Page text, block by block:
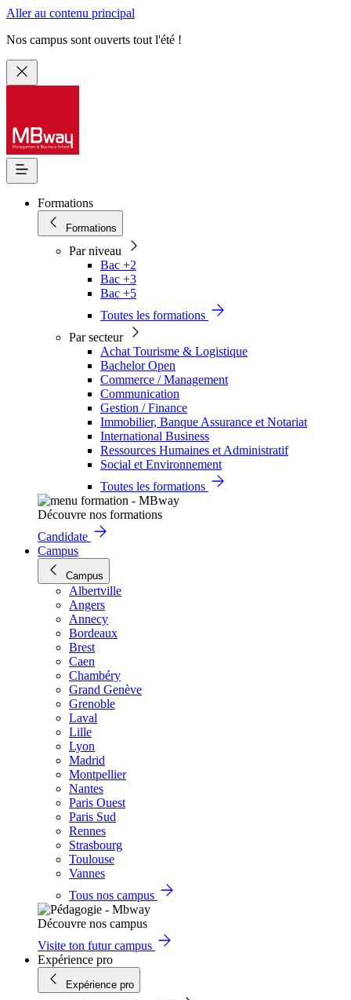
Aller au contenu principal
Nos campus sont ouverts tout l'été !
Formations
Formations
Par niveau
Bac +2
Bac +3
Bac +5
Toutes les formations
Par secteur
Achat Tourisme & Logistique
Bachelor Open
Commerce / Management
Communication
Gestion / Finance
Immobilier, Banque Assurance et Notariat
International Business
Ressources Humaines et Administratif
Social et Environnement
Toutes les formations
Découvre nos formations
Candidate
Campus
Campus
Albertville
Angers
Annecy
Bordeaux
Brest
Caen
Chambéry
Grand Genève
Grenoble
Laval
Lille
Lyon
Madrid
Montpellier
Nantes
Paris Ouest
Paris Sud
Rennes
Strasbourg
Toulouse
Vannes
Tous nos campus
Découvre nos campus
Visite ton futur campus
Expérience pro
Expérience pro